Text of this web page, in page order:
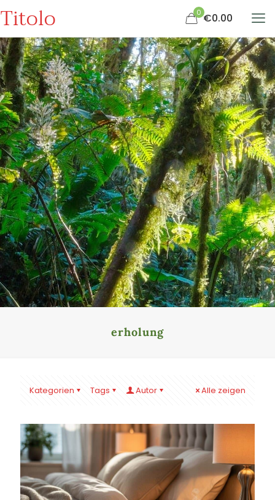
Titolo 0 €0.00
erholung
Kategorien Tags Autor Alle zeigen